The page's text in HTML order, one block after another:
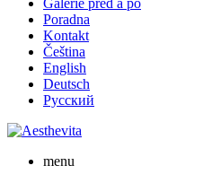
Galerie před a po
Poradna
Kontakt
Čeština
English
Deutsch
Русский
menu